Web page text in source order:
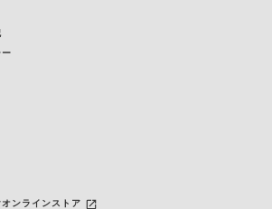
ンラインストア launch